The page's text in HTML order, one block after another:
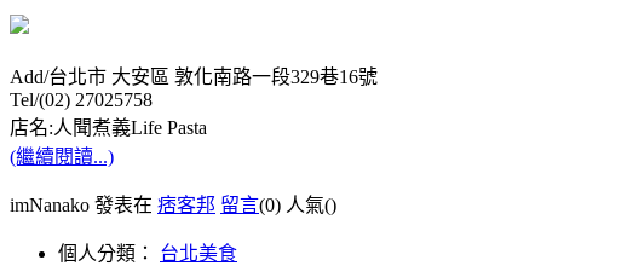
Add/台北市 大安區 敦化南路一段329巷16號
Tel/(02) 27025758
店名:人聞煮義Life Pasta
(繼續閱讀...)
imNanako 發表在 痞客邦 留言(0) 人氣()
個人分類： 台北美食